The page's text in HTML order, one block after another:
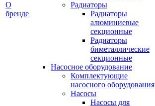
О
бренде
Радиаторы
Радиаторы
алюминиевые
секционные
Радиаторы
биметаллические
секционные
Насосное оборудование
Комплектующие
насосного оборудования
Насосы
Насосы для